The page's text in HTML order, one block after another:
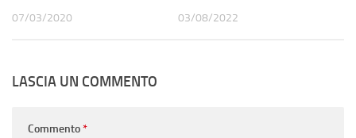
07/03/2020 03/08/2022
LASCIA UN COMMENTO
Commento*